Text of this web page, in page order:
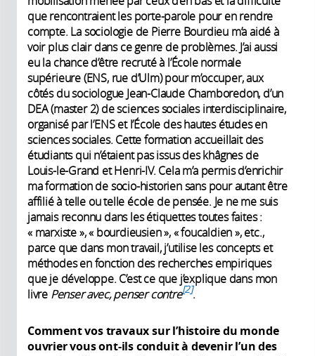
que rencontraient les porte-parole pour en rendre
compte. La sociologie de Pierre Bourdieu m’a aidé à
voir plus clair dans ce genre de problèmes. J’ai aussi
eu la chance d’être recruté à l’École normale
supérieure (ENS, rue d’Ulm) pour m’occuper, aux
côtés du sociologue Jean-Claude Chamboredon, d’un
DEA (master 2) de sciences sociales interdisciplinaire,
organisé par l’ENS et l’École des hautes études en
sciences sociales. Cette formation accueillait des
étudiants qui n’étaient pas issus des khâgnes de
Louis-le-Grand et Henri-IV. Cela m’a permis d’enrichir
ma formation de socio-historien sans pour autant être
affilié à telle ou telle école de pensée. Je ne me suis
jamais reconnu dans les étiquettes toutes faites :
« marxiste », « bourdieusien », « foucaldien », etc.,
parce que dans mon travail, j’utilise les concepts et
méthodes en fonction des recherches empiriques
que je développe. C’est ce que j’explique dans mon
livre Penser avec, penser contre 2 .
Comment vos travaux sur l’histoire du monde
ouvrier vous ont-ils conduit à devenir l’un des